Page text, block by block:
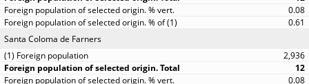
0.08
0.61
Santa Coloma de Farners
2,936
12
0.08